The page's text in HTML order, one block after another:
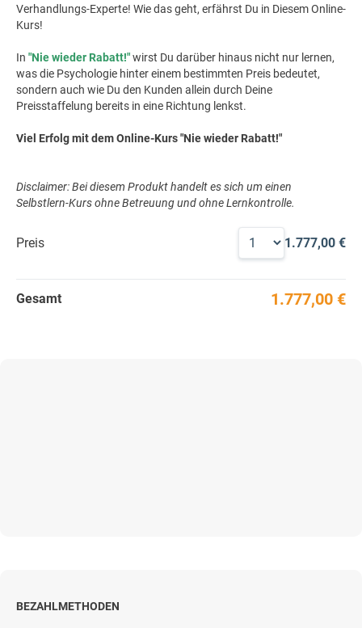
Verhandlungs-Experte! Wie das geht, erfährst Du in Diesem Online-
Kurs!
In "Nie wieder Rabatt!"wirst Du darüber hinaus nicht nur lernen,
was die Psychologie hinter einem bestimmten Preis bedeutet,
sondern auch wie Du den Kunden allein durch Deine
Preisstaffelung bereits in eine Richtung lenkst.
Viel Erfolg mit dem Online-Kurs "Nie wieder Rabatt!"
Disclaimer: Bei diesem Produkt handelt es sich um einen
Selbstlern-Kurs ohne Betreuung und ohne Lernkontrolle.
Preis 1.777,00 €
Gesamt 1.777,00 €
BEZAHLMETHODEN